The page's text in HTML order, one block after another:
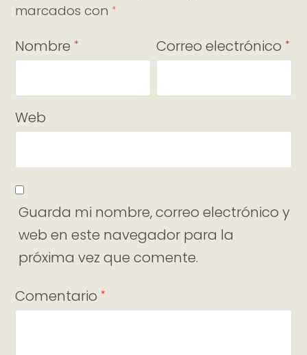
marcados con *
Nombre * Correo electrónico *
Web
Guarda mi nombre, correo electrónico y
web en este navegador para la
próxima vez que comente.
Comentario *